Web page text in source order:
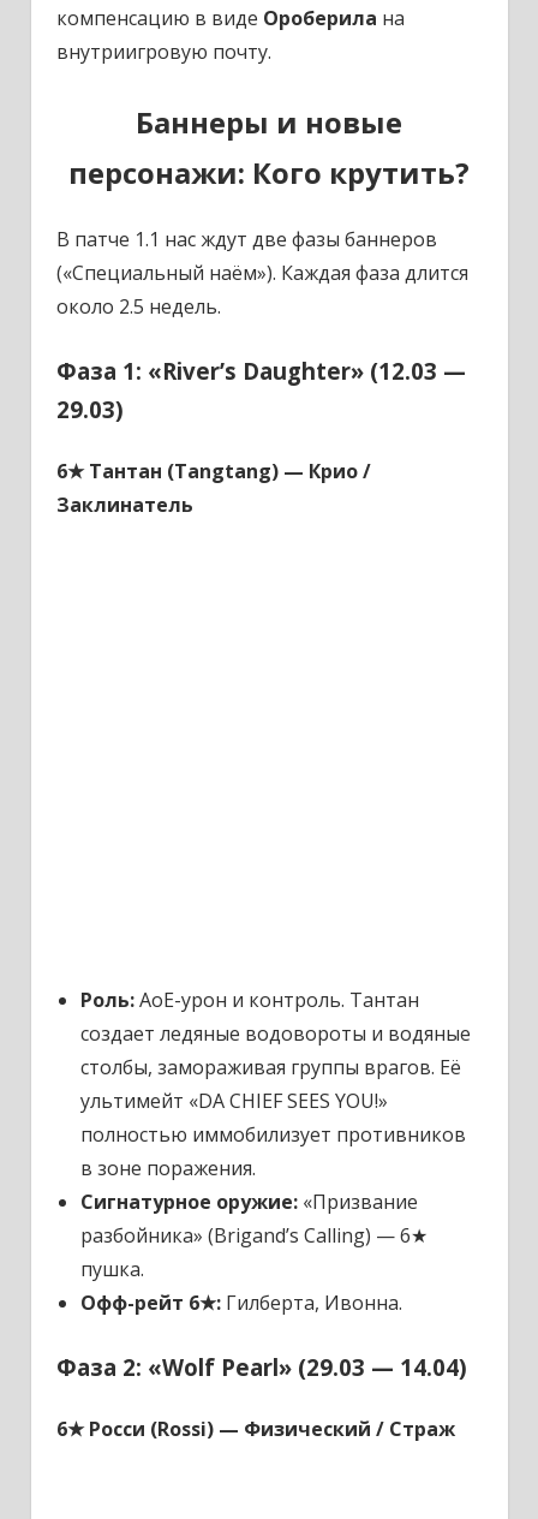
компенсацию в виде Ороберила на
внутриигровую почту.
Баннеры и новые
персонажи: Кого крутить?
В патче 1.1 нас ждут две фазы баннеров
(«Специальный наём»). Каждая фаза длится
около 2.5 недель.
Фаза 1: «River’s Daughter» (12.03 —
29.03)
6★ Тантан (Tangtang)— Крио /
Заклинатель
Роль:AoE-урон и контроль. Тантан
создает ледяные водовороты и водяные
столбы, замораживая группы врагов. Её
ультимейт «DA CHIEF SEES YOU!»
полностью иммобилизует противников
в зоне поражения.
Сигнатурное оружие:«Призвание
разбойника» (Brigand’s Calling) — 6★
пушка.
Офф-рейт 6★:Гилберта, Ивонна.
Фаза 2: «Wolf Pearl» (29.03 — 14.04)
6★ Росси (Rossi)— Физический / Страж